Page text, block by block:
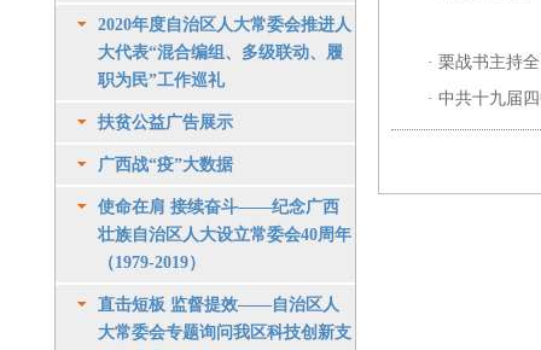
2020年度自治区人大常委会推进人
大代表“混合编组、多级联动、履
职为民”工作巡礼
扶贫公益广告展示
广西战“疫”大数据
使命在肩 接续奋斗——纪念广西
壮族自治区人大设立常委会40周年
（1979-2019）
直击短板 监督提效——自治区人
大常委会专题询问我区科技创新支
· 栗战书主持
· 中共十九届